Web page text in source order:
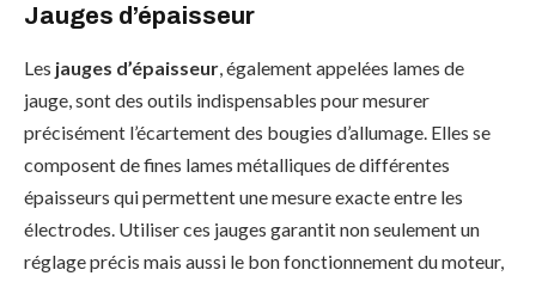
Jauges d’épaisseur
Les jauges d’épaisseur, également appelées lames de
jauge, sont des outils indispensables pour mesurer
précisément l’écartement des bougies d’allumage. Elles se
composent de fines lames métalliques de différentes
épaisseurs qui permettent une mesure exacte entre les
électrodes. Utiliser ces jauges garantit non seulement un
réglage précis mais aussi le bon fonctionnement du moteur,